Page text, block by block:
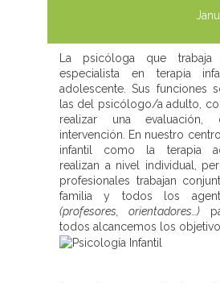
La psicóloga que
especialista en terapia
adolescente. Sus funciones
las del psicólogo/a adulto,
realizar una evaluación,
intervención. En nuestro
infantil como la terapia
realizan a nivel individual,
profesionales trabajan
familia y todos los
(profesores, orientadores…)
todos alcancemos los